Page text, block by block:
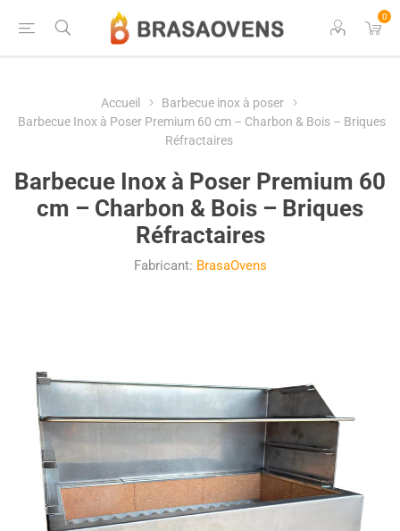
0
Accueil
Barbecue inox à poser
Barbecue Inox à Poser Premium 60 cm – Charbon & Bois – Briques
Réfractaires
Barbecue Inox à Poser Premium 60
cm – Charbon & Bois – Briques
Réfractaires
Fabricant: BrasaOvens